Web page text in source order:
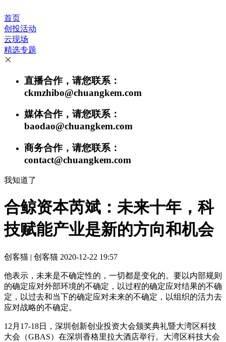
首页
创投活动
云现场
精选专题
直播合作，请您联系：
ckmzhibo@chuangkem.com
媒体合作，请您联系：
baodao@chuangkem.com
商务合作，请您联系：
contact@chuangkem.com
我知道了
合鲸资本芮斌：未来十年，科
技赋能产业是新的方向和机会
创客猫 | 创客猫 2020-12-22 19:57
他表示，未来是不确定性的，一切都是变化的。要以内部规则
的确定应对外部环境的不确定，以过程的确定应对结果的不确
定，以过去和当下的确定应对未来的不确定，以组织的活力去
应对战略的不确定。
12月17-18日，深圳创新创业投资大会颁奖典礼暨大湾区科技
大会（GBAS）在深圳香格里拉大酒店举行。大湾区科技大会